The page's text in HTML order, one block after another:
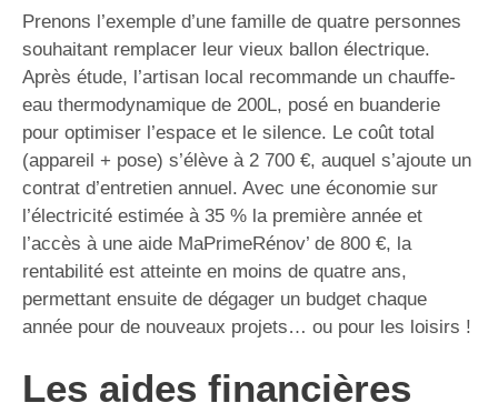
Prenons l’exemple d’une famille de quatre personnes
souhaitant remplacer leur vieux ballon électrique.
Après étude, l’artisan local recommande un chauffe-
eau thermodynamique de 200L, posé en buanderie
pour optimiser l’espace et le silence. Le coût total
(appareil + pose) s’élève à 2 700 €, auquel s’ajoute un
contrat d’entretien annuel. Avec une économie sur
l’électricité estimée à 35 % la première année et
l’accès à une aide MaPrimeRénov’ de 800 €, la
rentabilité est atteinte en moins de quatre ans,
permettant ensuite de dégager un budget chaque
année pour de nouveaux projets… ou pour les loisirs !
Les aides financières